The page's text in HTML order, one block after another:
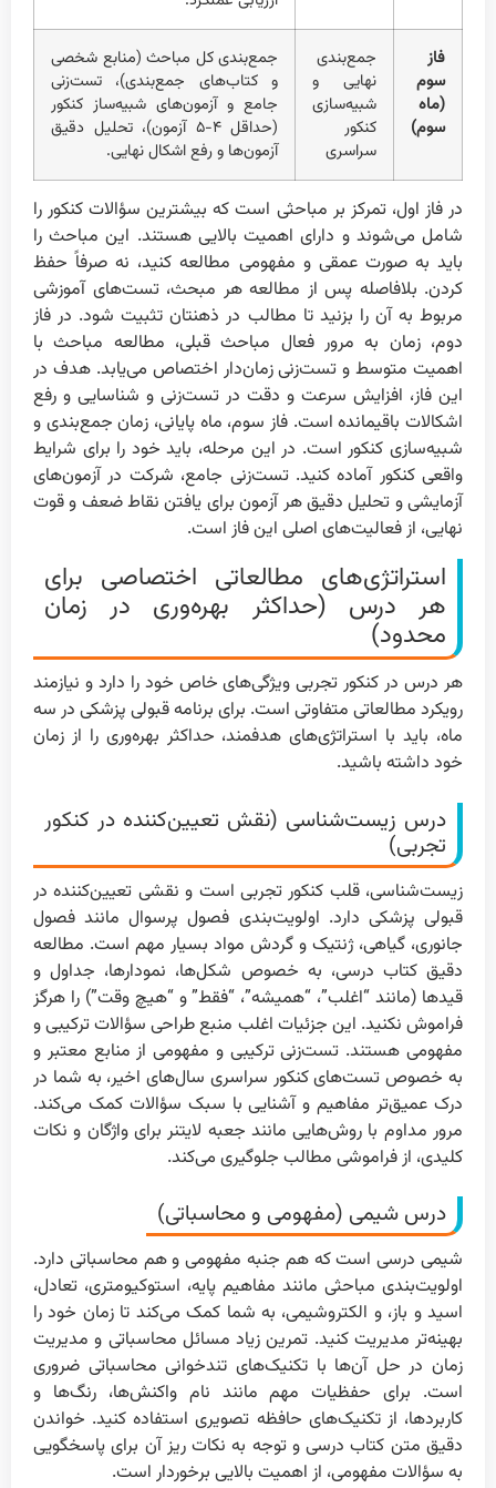
فاز
سوم
(ماه
سوم)
جمع‌بندی
نهایی و
شبیه‌سازی
کنکور
سراسری
جمع‌بندی کل مباحث (منابع شخصی
و کتاب‌های جمع‌بندی)، تست‌زنی
جامع و آزمون‌های شبیه‌ساز کنکور
(حداقل ۴-۵ آزمون)، تحلیل دقیق
آزمون‌ها و رفع اشکال نهایی.
در فاز اول، تمرکز بر مباحثی است که بیشترین سؤالات کنکور را
شامل می‌شوند و دارای اهمیت بالایی هستند. این مباحث را
باید به صورت عمقی و مفهومی مطالعه کنید، نه صرفاً حفظ
کردن. بلافاصله پس از مطالعه هر مبحث، تست‌های آموزشی
مربوط به آن را بزنید تا مطالب در ذهنتان تثبیت شود. در فاز
دوم، زمان به مرور فعال مباحث قبلی، مطالعه مباحث با
اهمیت متوسط و تست‌زنی زمان‌دار اختصاص می‌یابد. هدف در
این فاز، افزایش سرعت و دقت در تست‌زنی و شناسایی و رفع
اشکالات باقیمانده است. فاز سوم، ماه پایانی، زمان جمع‌بندی و
شبیه‌سازی کنکور است. در این مرحله، باید خود را برای شرایط
واقعی کنکور آماده کنید. تست‌زنی جامع، شرکت در آزمون‌های
آزمایشی و تحلیل دقیق هر آزمون برای یافتن نقاط ضعف و قوت
نهایی، از فعالیت‌های اصلی این فاز است.
استراتژی‌های مطالعاتی اختصاصی برای
هر درس (حداکثر بهره‌وری در زمان
محدود)
هر درس در کنکور تجربی ویژگی‌های خاص خود را دارد و نیازمند
رویکرد مطالعاتی متفاوتی است. برای برنامه قبولی پزشکی در سه
ماه، باید با استراتژی‌های هدفمند، حداکثر بهره‌وری را از زمان
خود داشته باشید.
درس زیست‌شناسی (نقش تعیین‌کننده در کنکور
تجربی)
زیست‌شناسی، قلب کنکور تجربی است و نقشی تعیین‌کننده در
قبولی پزشکی دارد. اولویت‌بندی فصول پرسوال مانند فصول
جانوری، گیاهی، ژنتیک و گردش مواد بسیار مهم است. مطالعه
دقیق کتاب درسی، به خصوص شکل‌ها، نمودارها، جداول و
قیدها (مانند “اغلب”، “همیشه”، “فقط” و “هیچ وقت”) را هرگز
فراموش نکنید. این جزئیات اغلب منبع طراحی سؤالات ترکیبی و
مفهومی هستند. تست‌زنی ترکیبی و مفهومی از منابع معتبر و
به خصوص تست‌های کنکور سراسری سال‌های اخیر، به شما در
درک عمیق‌تر مفاهیم و آشنایی با سبک سؤالات کمک می‌کند.
مرور مداوم با روش‌هایی مانند جعبه لایتنر برای واژگان و نکات
کلیدی، از فراموشی مطالب جلوگیری می‌کند.
درس شیمی (مفهومی و محاسباتی)
شیمی درسی است که هم جنبه مفهومی و هم محاسباتی دارد.
اولویت‌بندی مباحثی مانند مفاهیم پایه، استوکیومتری، تعادل،
اسید و باز، و الکتروشیمی، به شما کمک می‌کند تا زمان خود را
بهینه‌تر مدیریت کنید. تمرین زیاد مسائل محاسباتی و مدیریت
زمان در حل آن‌ها با تکنیک‌های تندخوانی محاسباتی ضروری
است. برای حفظیات مهم مانند نام واکنش‌ها، رنگ‌ها و
کاربردها، از تکنیک‌های حافظه تصویری استفاده کنید. خواندن
دقیق متن کتاب درسی و توجه به نکات ریز آن برای پاسخگویی
به سؤالات مفهومی، از اهمیت بالایی برخوردار است.